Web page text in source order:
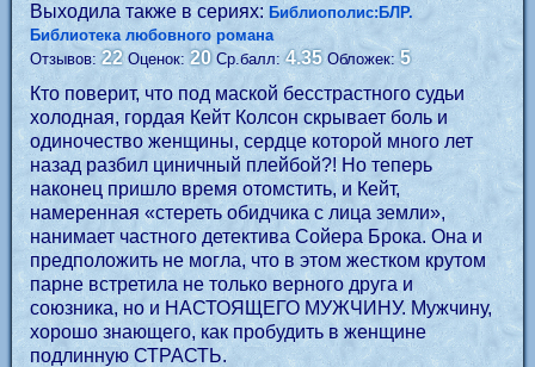
Выходила также в сериях: Библиополис:БЛР.
Библиотека любовного романа
Отзывов:22 Оценок: 20 Ср.балл:4.35 Обложек:5
Кто поверит, что под маской бесстрастного судьи
холодная, гордая Кейт Колсон скрывает боль и
одиночество женщины, сердце которой много лет
назад разбил циничный плейбой?! Но теперь
наконец пришло время отомстить, и Кейт,
намеренная «стереть обидчика с лица земли»,
нанимает частного детектива Сойера Брока. Она и
предположить не могла, что в этом жестком крутом
парне встретила не только верного друга и
союзника, но и НАСТОЯЩЕГО МУЖЧИНУ. Мужчину,
хорошо знающего, как пробудить в женщине
подлинную СТРАСТЬ.